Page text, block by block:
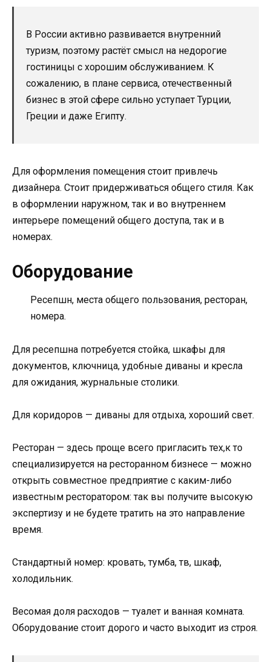
В России активно развивается внутренний
туризм, поэтому растёт смысл на недорогие
гостиницы с хорошим обслуживанием. К
сожалению, в плане сервиса, отечественный
бизнес в этой сфере сильно уступает Турции,
Греции и даже Египту.
Для оформления помещения стоит привлечь
дизайнера. Стоит придерживаться общего стиля. Как
в оформлении наружном, так и во внутреннем
интерьере помещений общего доступа, так и в
номерах.
Оборудование
Ресепшн, места общего пользования, ресторан,
номера.
Для ресепшна потребуется стойка, шкафы для
документов, ключница, удобные диваны и кресла
для ожидания, журнальные столики.
Для коридоров — диваны для отдыха, хороший свет.
Ресторан — здесь проще всего пригласить тех,к то
специализируется на ресторанном бизнесе — можно
открыть совместное предприятие с каким-либо
известным ресторатором: так вы получите высокую
экспертизу и не будете тратить на это направление
время.
Стандартный номер: кровать, тумба, тв, шкаф,
холодильник.
Весомая доля расходов — туалет и ванная комната.
Оборудование стоит дорого и часто выходит из строя.